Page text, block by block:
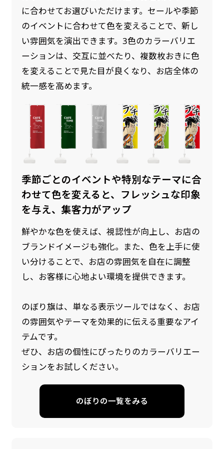
に合わせてお選びいただけます。セールや季節
のイベントに合わせて色を変えることで、新し
い雰囲気を演出できます。3色のカラーバリエ
ーションは、交互に並べたり、複数枚おきに色
を変えることで見た目が良くなり、お店全体の
統一感を高めます。
季節ごとのイベントや特別なテーマに合
わせて色を変えると、フレッシュな印象
を与え、集客力がアップ
鮮やかな色を使えば、視認性が向上し、お店の
ブランドイメージも強化。また、色を上手に使
い分けることで、お店の雰囲気を自在に調整
し、お客様に心地よい環境を提供できます。
のぼり旗は、単なる表示ツールではなく、お店
の雰囲気やテーマを効果的に伝える重要なアイ
テムです。
ぜひ、お店の個性にぴったりのカラーバリエー
ションをお試しください。
のぼりの一覧をみる
防炎加工（納期+1営業日）［ +540円 ］
のぼり旗の防炎加工は、消防法で定められてい
る場所でのぼり旗を使用する際に推奨されてい
ます。防炎加工によってのぼり旗が炎に触れても
燃えにくくなります。（燃えるというより溶け
るに近くなるイメージ）一般的な方法は、旗の